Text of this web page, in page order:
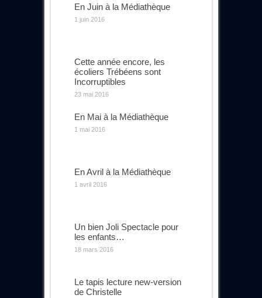
En Juin à la Médiathèque
1 juin 2016
Cette année encore, les
écoliers Trébéens sont
Incorruptibles
23 mai 2016
En Mai à la Médiathèque
1 mai 2016
En Avril à la Médiathèque
1 avril 2016
Un bien Joli Spectacle pour
les enfants…
18 mars 2016
Le tapis lecture new-version
de Christelle